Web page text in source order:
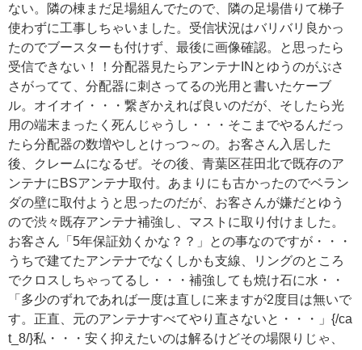
ない。隣の棟まだ足場組んでたので、隣の足場借りて梯子
使わずに工事しちゃいました。受信状況はバリバリ良かっ
たのでブースターも付けず、最後に画像確認。と思ったら
受信できない！！分配器見たらアンテナINとゆうのがぶさ
さがってて、分配器に刺さってるの光用と書いたケーブ
ル。オイオイ・・・繋ぎかえれば良いのだが、そしたら光
用の端末まったく死んじゃうし・・・そこまでやるんだっ
たら分配器の数増やしとけっつ～の。お客さん入居した
後、クレームになるぜ。その後、青葉区荏田北で既存のア
ンテナにBSアンテナ取付。あまりにも古かったのでベラン
ダの壁に取付ようと思ったのだが、お客さんが嫌だとゆう
ので渋々既存アンテナ補強し、マストに取り付けました。
お客さん「5年保証効くかな？？」との事なのですが・・・
うちで建てたアンテナでなくしかも支線、リングのところ
でクロスしちゃってるし・・・補強しても焼け石に水・・
「多少のずれであれば一度は直しに来ますが2度目は無いで
す。正直、元のアンテナすべてやり直さないと・・・」{/ca
t_8/}私・・・安く抑えたいのは解るけどその場限りじゃ、